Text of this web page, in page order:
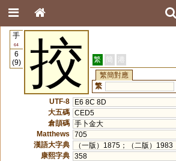
手
64
6
(9)
挍 繁 簡 港
繁簡對應
繁
UTF-8
E6 8C 8D
大五碼 CED5
倉頡碼 手卜金大
Matthews
705
漢語大字典
（一版）1875；（二版）1983
康熙字典 358